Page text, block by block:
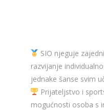
SIO njeguje
razvijanje
jednake šanse svim
Prijateljstvo i
mogućnosti osoba s